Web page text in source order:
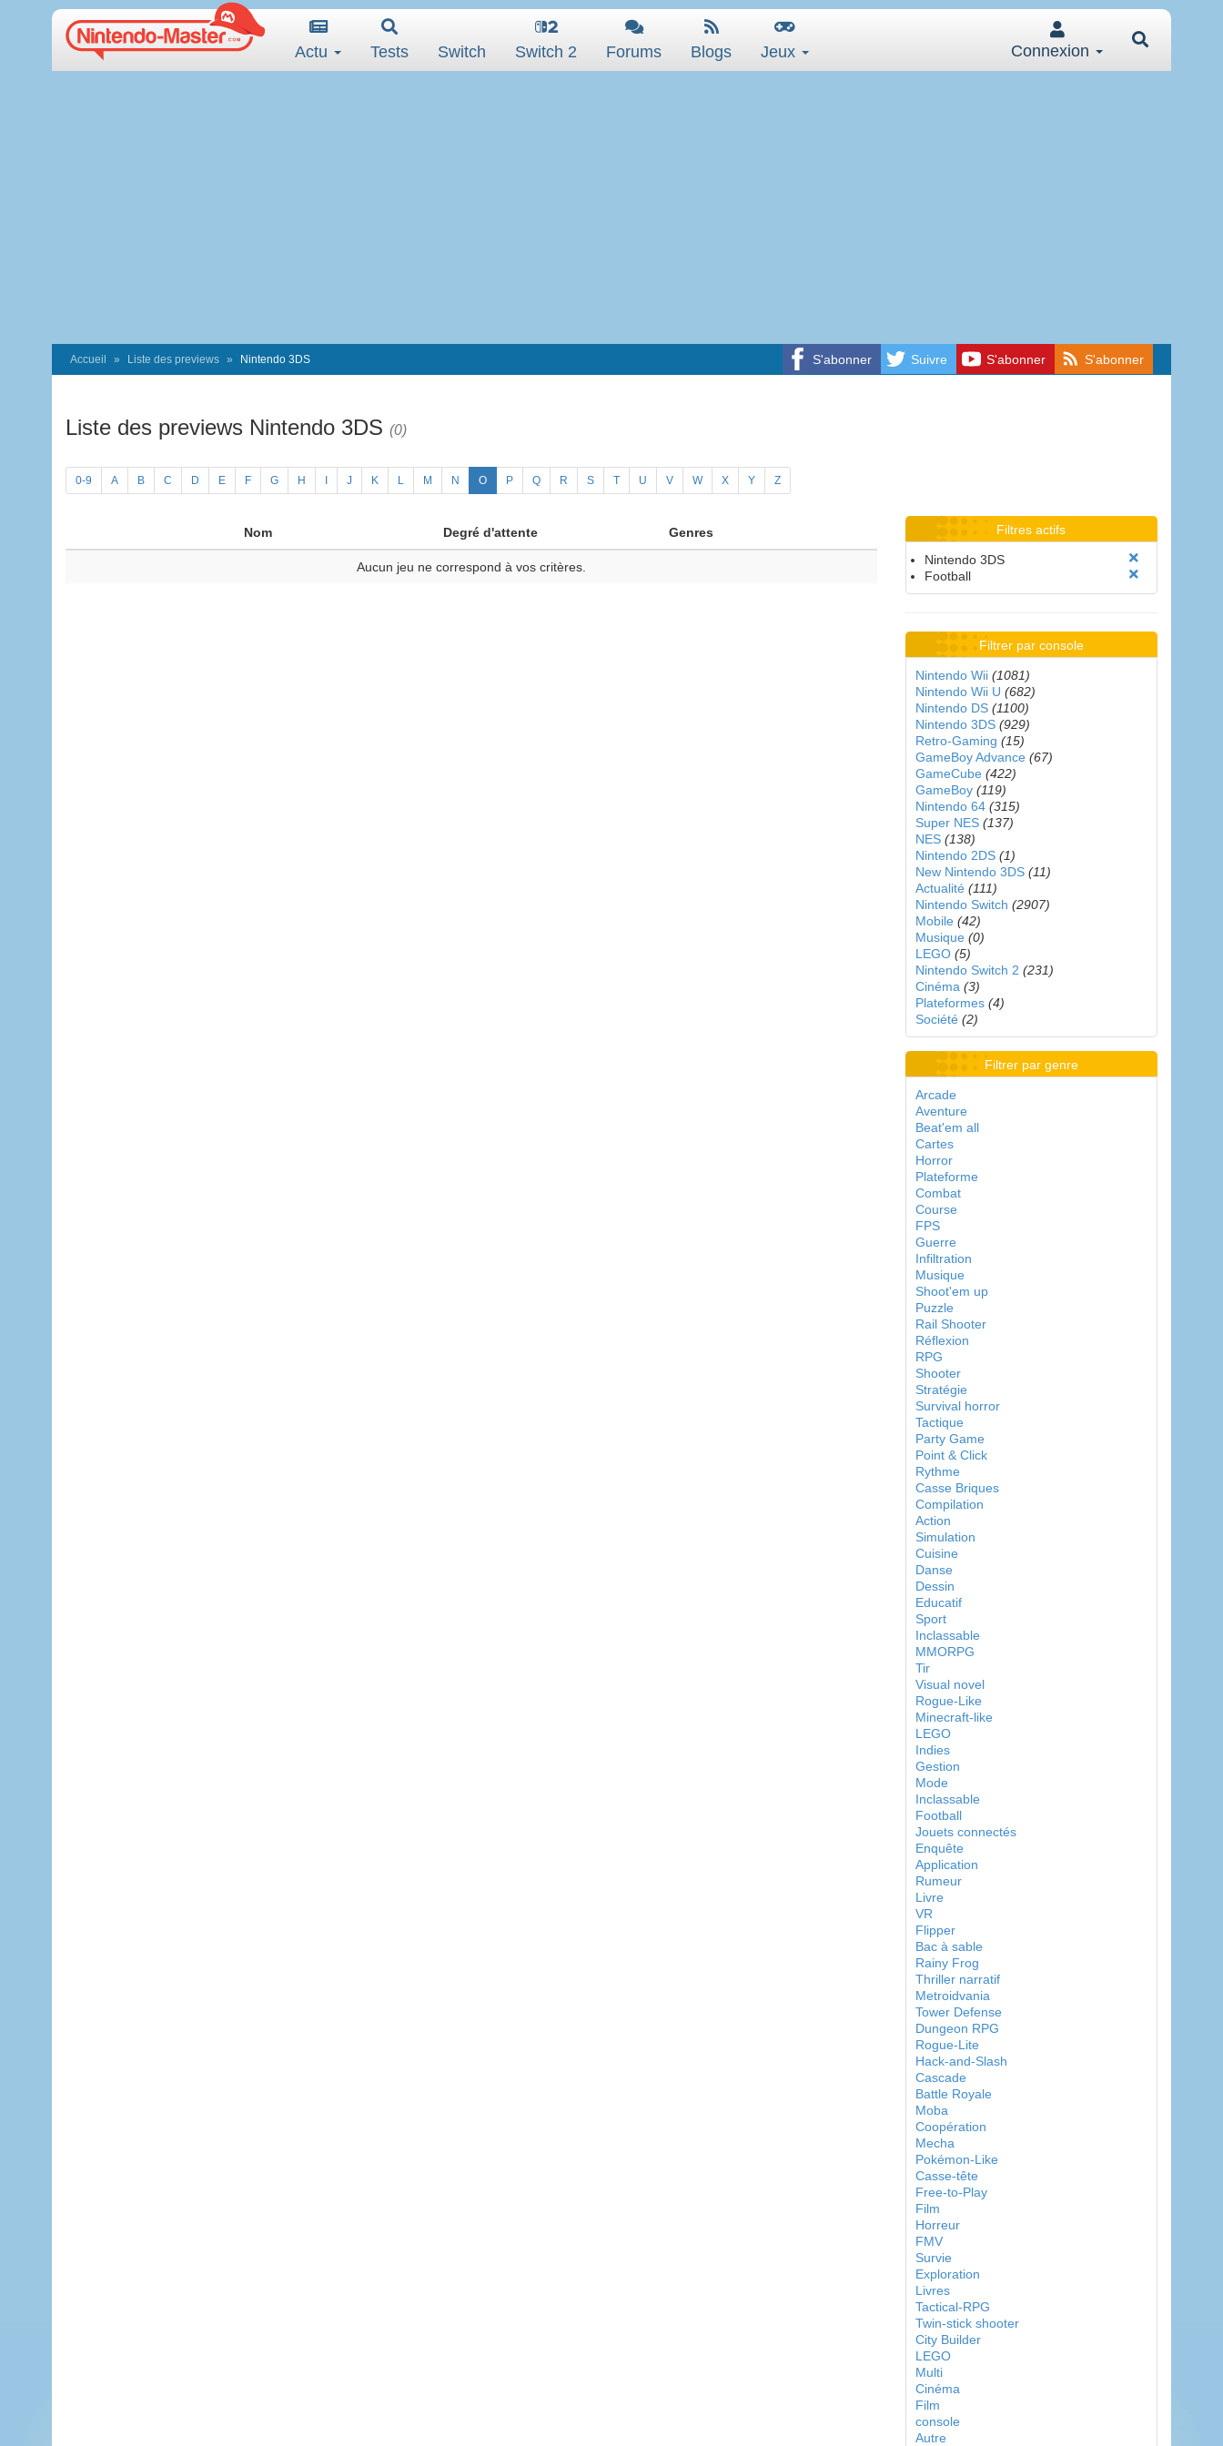
Actu Tests Switch Switch 2 Forums Blogs Jeux Connexion
S'abonner Suivre S'abonner S'abonner
Accueil Liste des previews Nintendo 3DS
Liste des previews Nintendo 3DS (0)
0-9 A B C D E F G H J K L M N O P Q R S T U V W X Y Z
Nom Degré d'attente Genres
Aucun jeu ne correspond à vos critères.
Filtres actifs
Nintendo 3DS
Football
Filtrer par console
Nintendo Wii (1081)
Nintendo Wii U (682)
Nintendo DS (1100)
Nintendo 3DS (929)
Retro-Gaming (15)
GameBoy Advance (67)
GameCube (422)
GameBoy (119)
Nintendo 64 (315)
Super NES (137)
NES (138)
Nintendo 2DS (1)
New Nintendo 3DS (11)
Actualité (111)
Nintendo Switch (2907)
Mobile (42)
Musique (0)
LEGO (5)
Nintendo Switch 2 (231)
Cinéma (3)
Plateformes (4)
Société (2)
Filtrer par genre
Arcade
Aventure
Beat'em all
Cartes
Horror
Plateforme
Combat
Course
FPS
Guerre
Infiltration
Musique
Shoot'em up
Puzzle
Rail Shooter
Réflexion
RPG
Shooter
Stratégie
Survival horror
Tactique
Party Game
Point & Click
Rythme
Casse Briques
Compilation
Action
Simulation
Cuisine
Danse
Dessin
Educatif
Sport
Inclassable
MMORPG
Tir
Visual novel
Rogue-Like
Minecraft-like
LEGO
Indies
Gestion
Mode
Inclassable
Football
Jouets connectés
Enquête
Application
Rumeur
Livre
VR
Flipper
Bac à sable
Rainy Frog
Thriller narratif
Metroidvania
Tower Defense
Dungeon RPG
Rogue-Lite
Hack-and-Slash
Cascade
Battle Royale
Moba
Coopération
Mecha
Pokémon-Like
Casse-tête
Free-to-Play
Film
Horreur
FMV
Survie
Exploration
Livres
Tactical-RPG
Twin-stick shooter
City Builder
LEGO
Multi
Cinéma
Film
console
Autre